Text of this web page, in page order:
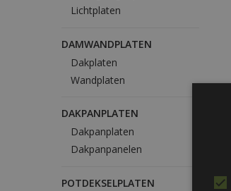
Lichtplaten
DAMWANDPLATEN
Dakplaten
Wandplaten
DAKPANPLATEN
Dakpanplaten
Dakpanpanelen
POTDEKSELPLATEN